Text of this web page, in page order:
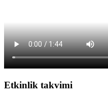
Etkinlik takvimi